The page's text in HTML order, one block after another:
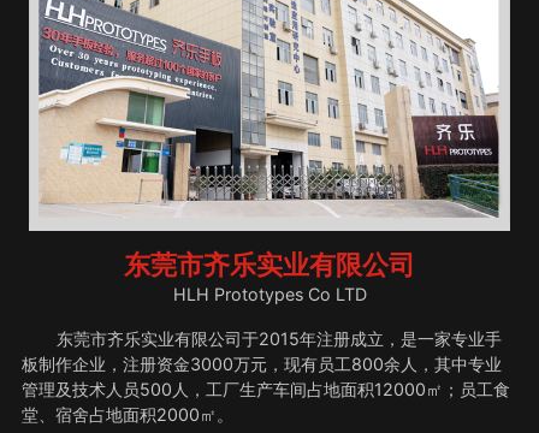
东莞市齐乐实业有限公司
HLH Prototypes Co LTD
东莞市齐乐实业有限公司于2015年注册成立，是一家专业手
板制作企业，注册资金3000万元，现有员工800余人，其中专业
管理及技术人员500人，工厂生产车间占地面积12000㎡；员工食
堂、宿舍占地面积2000㎡。